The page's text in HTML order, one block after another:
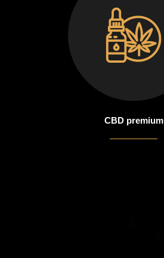
CBD premium